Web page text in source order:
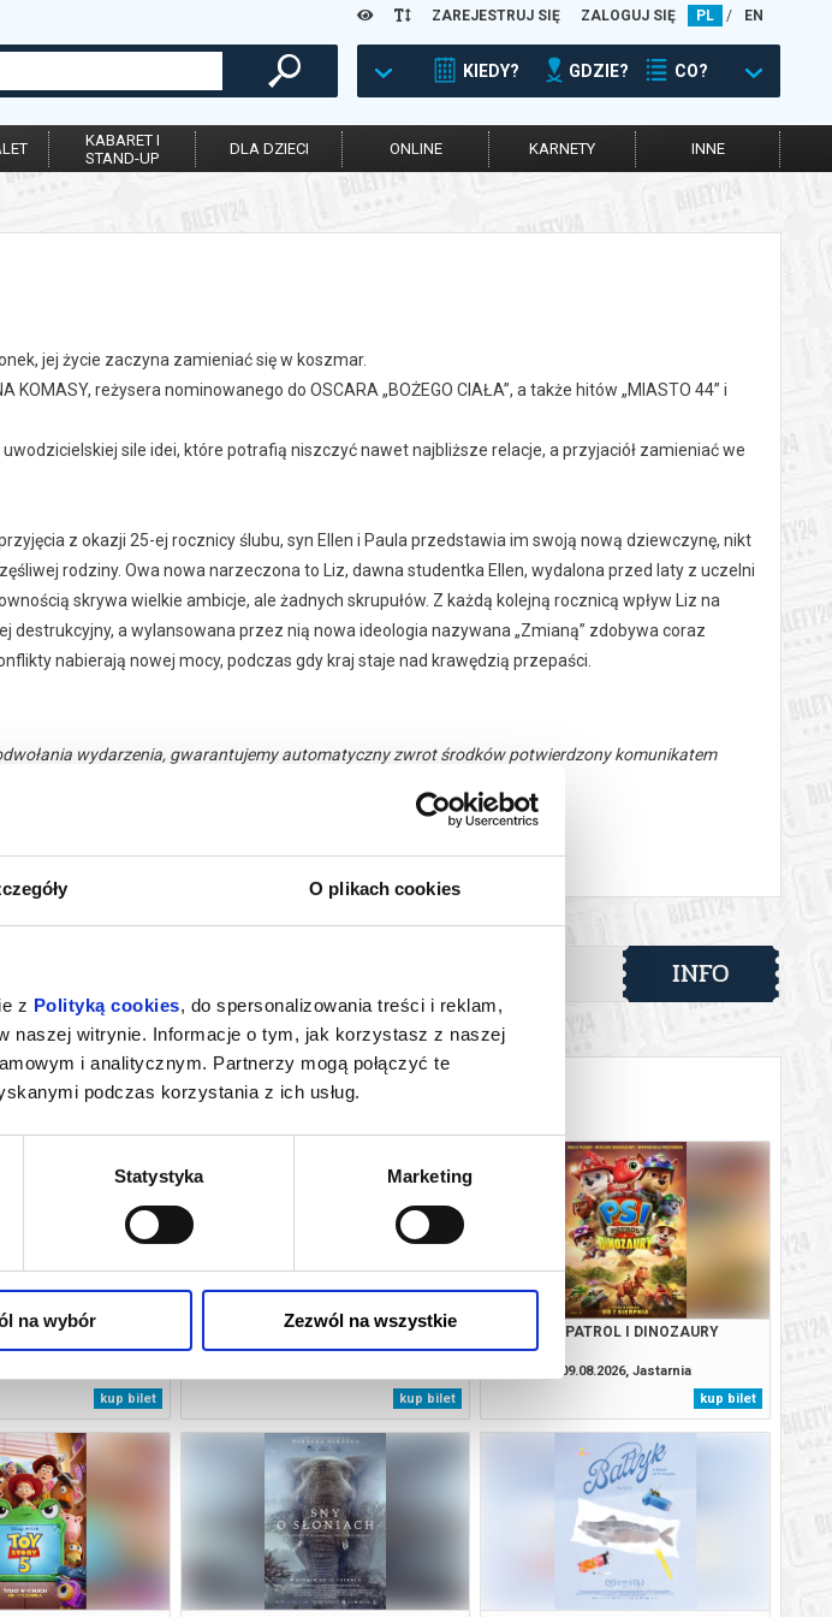
O plikach cookies
z Polityką cookies, do spersonalizowania treści i reklam,
naszej witrynie. Informacje o tym, jak korzystasz z naszej
i analitycznym. Partnerzy mogą połączyć te
podczas korzystania z ich usług.
Statystyka Marketing
na wybór Zezwól na wszystkie
ZAREJESTRUJ SIĘ ZALOGUJ SIĘ PL / EN
KIEDY? GDZIE? CO?
KABARET I
STAND-UP
DLA DZIECI ONLINE KARNETY INNE
jej życie zaczyna zamieniać się w koszmar.
reżysera nominowanego do OSCARA „BOŻEGO CIAŁA”, a także hitów „MIASTO 44” i
uwodzicielskiej sile idei, które potrafią niszczyć nawet najbliższe relacje, a przyjaciół zamieniać we
z okazji 25-ej rocznicy ślubu, syn Ellen i Paula przedstawia im swoją nową dziewczynę, nikt
rodziny. Owa nowa narzeczona to Liz, dawna studentka Ellen, wydalona przed laty z uczelni
skrywa wielkie ambicje, ale żadnych skrupułów. Z każdą kolejną rocznicą wpływ Liz na
destrukcyjny, a wylansowana przez nią nowa ideologia nazywana „Zmianą” zdobywa coraz
nabierają nowej mocy, podczas gdy kraj staje nad krawędzią przepaści.
wydarzenia, gwarantujemy automatyczny zwrot środków potwierdzony komunikatem
INFO
JEDNA NOC
kup bilet
O CZYM SOBIE NIE MÓWIMY
kup bilet
PSI PATROL I DINOZAURY
09.08.2026, Jastarnia
kup bilet